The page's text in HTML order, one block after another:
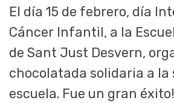
El día 15 de febrero, día
Cáncer Infantil, a la
de Sant Just Desvern,
chocolatada solidaria a la
escuela. Fue un gran